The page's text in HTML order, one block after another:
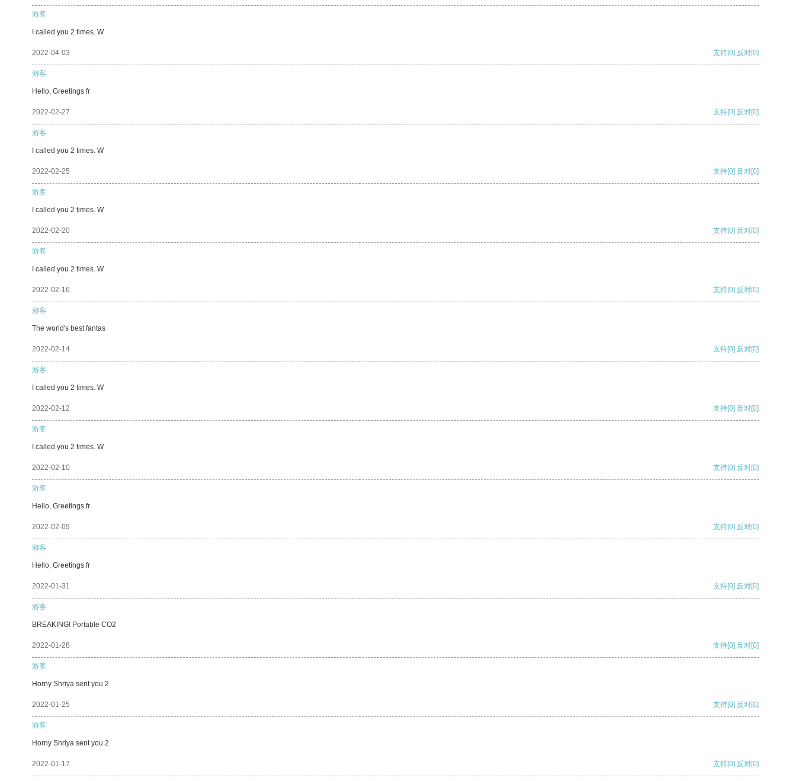
游客
I called you 2 times. W
2022-04-03 支持[0] 反对[0]
游客
Hello, Greetings fr
2022-02-27 支持[0] 反对[0]
游客
I called you 2 times. W
2022-02-25 支持[0] 反对[0]
游客
I called you 2 times. W
2022-02-20 支持[0] 反对[0]
游客
I called you 2 times. W
2022-02-16 支持[0] 反对[0]
游客
The world's best fantas
2022-02-14 支持[0] 反对[0]
游客
I called you 2 times. W
2022-02-12 支持[0] 反对[0]
游客
I called you 2 times. W
2022-02-10 支持[0] 反对[0]
游客
Hello, Greetings fr
2022-02-09 支持[0] 反对[0]
游客
Hello, Greetings fr
2022-01-31 支持[0] 反对[0]
游客
BREAKING! Portable CO2
2022-01-28 支持[0] 反对[0]
游客
Horny Shriya sent you 2
2022-01-25 支持[0] 反对[0]
游客
Horny Shriya sent you 2
2022-01-17 支持[0] 反对[0]